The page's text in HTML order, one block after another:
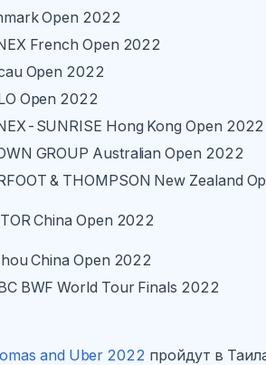
Open 2022
French Open 2022
Open 2022
Open 2022
SUNRISE Hong Kong Open 2022
GROUP Australian Open 2022
& THOMPSON New Zealand
China Open 2022
China Open 2022
BWF World Tour Finals 2022
and Uber 2022 пройдут в